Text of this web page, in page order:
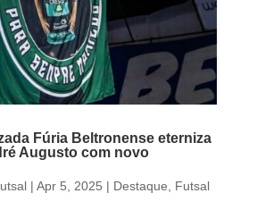
Fúria Beltronense eterniza
Augusto com novo
| Apr 5, 2025 | Destaque Futsal